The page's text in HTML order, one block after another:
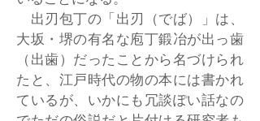
出刃包丁の「出刃（でば）」は、
大坂・堺の有名な庖丁鍛冶が出っ歯
（出歯）だったことから名づけられ
たと、江戸時代の物の本には書かれ
ているが、いかにも冗談ぽい話なの